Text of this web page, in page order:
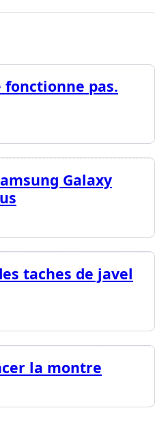
pas.
Galaxy
taches de javel
la montre